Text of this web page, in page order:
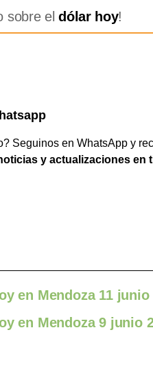
sobre eldólar hoy!
Seguinos en WhatsApp y
y actualizaciones en
en Mendoza 11 junio
en Mendoza 9 junio